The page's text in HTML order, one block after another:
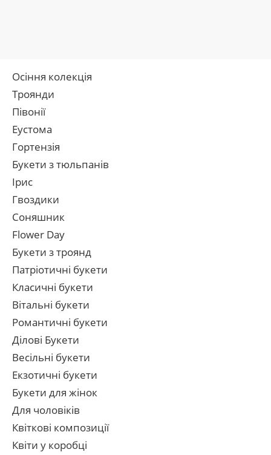
Осіння колекція
Троянди
Півонії
Еустома
Гортензія
Букети з тюльпанів
Ірис
Гвоздики
Соняшник
Flower Day
Букети з троянд
Патріотичні букети
Класичні букети
Вітальні букети
Романтичні букети
Ділові Букети
Весільні букети
Екзотичні букети
Букети для жінок
Для чоловіків
Квіткові композиції
Квіти у коробці